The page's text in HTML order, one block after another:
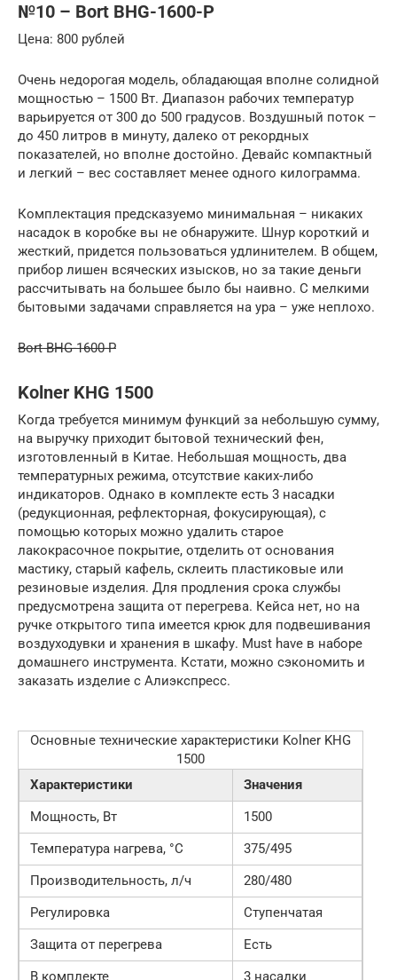
№10 – Bort BHG-1600-P
Цена: 800 рублей
Очень недорогая модель, обладающая вполне солидной
мощностью – 1500 Вт. Диапазон рабочих температур
варьируется от 300 до 500 градусов. Воздушный поток –
до 450 литров в минуту, далеко от рекордных
показателей, но вполне достойно. Девайс компактный
и легкий – вес составляет менее одного килограмма.
Комплектация предсказуемо минимальная – никаких
насадок в коробке вы не обнаружите. Шнур короткий и
жесткий, придется пользоваться удлинителем. В общем,
прибор лишен всяческих изысков, но за такие деньги
рассчитывать на большее было бы наивно. С мелкими
бытовыми задачами справляется на ура – уже неплохо.
Bort BHG-1600-P
Kolner KHG 1500
Когда требуется минимум функций за небольшую сумму,
на выручку приходит бытовой технический фен,
изготовленный в Китае. Небольшая мощность, два
температурных режима, отсутствие каких-либо
индикаторов. Однако в комплекте есть 3 насадки
(редукционная, рефлекторная, фокусирующая), с
помощью которых можно удалить старое
лакокрасочное покрытие, отделить от основания
мастику, старый кафель, склеить пластиковые или
резиновые изделия. Для продления срока службы
предусмотрена защита от перегрева. Кейса нет, но на
ручке открытого типа имеется крюк для подвешивания
воздуходувки и хранения в шкафу. Must have в наборе
домашнего инструмента. Кстати, можно сэкономить и
заказать изделие с Алиэкспресс.
Основные технические характеристики Kolner KHG
1500
Характеристики
Значения
Мощность, Вт
1500
Температура нагрева, °С
375/495
Производительность, л/ч
280/480
Регулировка
Ступенчатая
Защита от перегрева
Есть
В комплекте
3 насадки